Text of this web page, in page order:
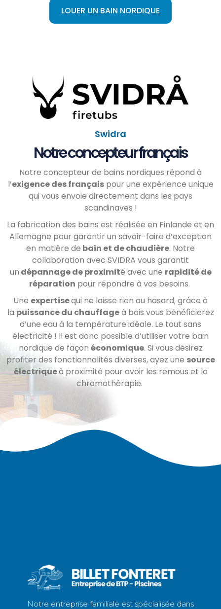
LOUER UN BAIN NORDIQUE
Swidra
Notre concepteur français
Notre concepteur de bains nordiques répond à
l’exigence des françaispour une expérience unique
qui vous envoie directement dans les pays
scandinaves !
La fabrication des bains est réalisée en Finlande et en
Allemagne pour garantir un savoir-faire d’exception
en matière de bain et de chaudière. Notre
collaboration avec SVIDRA vous garantit
un dépannage de proximité avec une rapidité de
réparation pour répondre à vos besoins.
Une expertisequi ne laisse rien au hasard, grâce à
la puissance du chauffageà bois vous bénéficierez
d’une eau à la température idéale. Le tout sans
électricité ! Il est donc possible d’utiliser votre bain
nordique de façon économique. Si vous désirez
profiter des fonctionnalités diverses, ayez une source
électriqueà proximité pour avoir les remous et la
chromothérapie.
Notre entreprise familiale est spécialisée dans